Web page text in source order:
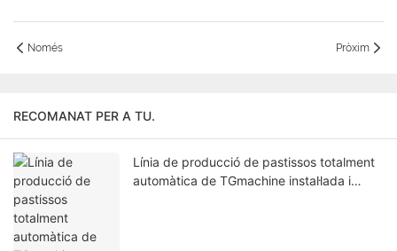
Només Pròxim
RECOMANAT PER A TU.
Línia de producció de pastissos totalment
automàtica de TGmachine instal·lada i